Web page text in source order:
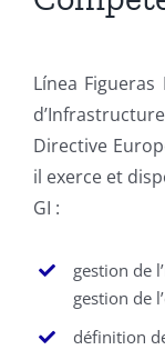
Línea
Directive
il exerce et
GI :
gestion de
gestion de
définition